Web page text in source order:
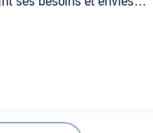
beaucoup plu car les
de développement
sur sa faim pour avancer
que je pratique la loi
Quand je résiste